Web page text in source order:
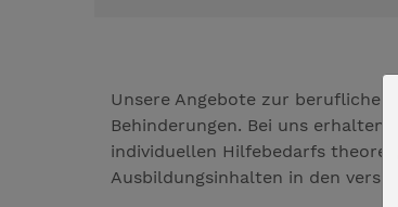
Unsere Angebote zur beruflichen
Behinderungen. Bei uns erhalten
individuellen Hilfebedarfs
Ausbildungsinhalten in den